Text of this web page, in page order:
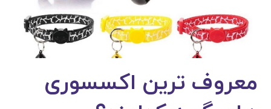
معروف ترین اکسسوری